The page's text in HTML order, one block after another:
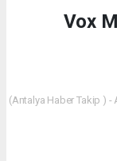
Vox
(Antalya Haber Takip ) -